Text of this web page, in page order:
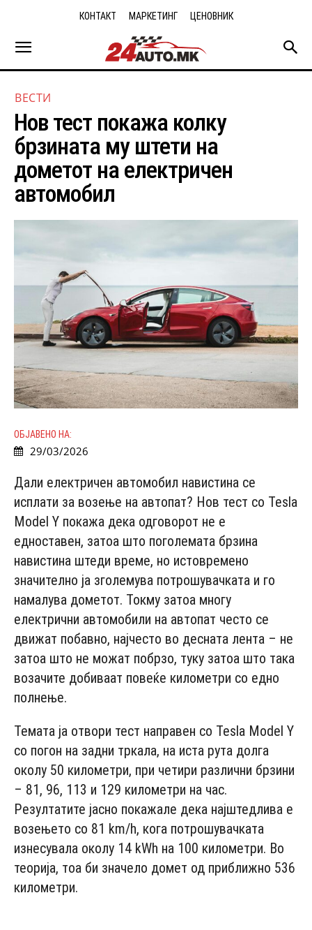
КОНТАКТ МАРКЕТИНГ ЦЕНОВНИК
ВЕСТИ
Нов тест покажа колку
брзината му штети на
дометот на електричен
автомобил
ОБЈАВЕНО НА:
29/03/2026
Дали електричен автомобил навистина се
исплати за возење на автопат? Нов тест со Tesla
Model Y покажа дека одговорот не е
едноставен, затоа што поголемата брзина
навистина штеди време, но истовремено
значително ја зголемува потрошувачката и го
намалува дометот. Токму затоа многу
електрични автомобили на автопат често се
движат побавно, најчесто во десната лента – не
затоа што не можат побрзо, туку затоа што така
возачите добиваат повеќе километри со едно
полнење.
Темата ја отвори тест направен со Tesla Model Y
со погон на задни тркала, на иста рута долга
околу 50 километри, при четири различни брзини
– 81, 96, 113 и 129 километри на час.
Резултатите јасно покажале дека најштедлива е
возењето со 81 km/h, кога потрошувачката
изнесувала околу 14 kWh на 100 километри. Во
теорија, тоа би значело домет од приближно 536
километри.